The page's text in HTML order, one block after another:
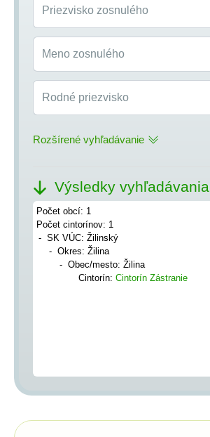
Priezvisko zosnulého
Meno zosnulého
Rodné priezvisko
Rozšírené vyhľadávanie
Výsledky vyhľadávania
Počet obcí: 1
Počet cintorínov: 1
SK VÚC: Žilinský
Okres: Žilina
Obec/mesto: Žilina
Cintorín: Cintorín Zástranie